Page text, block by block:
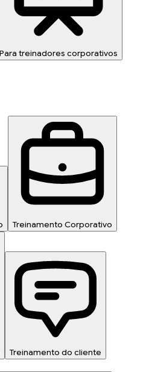
Para treinadores corporativos
Treinamento Corporativo
Treinamento do cliente